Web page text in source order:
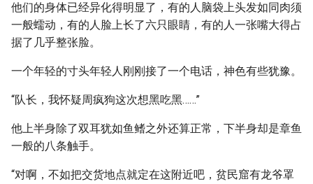
他们的身体已经异化得明显了，有的人脑袋上头发如同肉须
一般蠕动，有的人脸上长了六只眼睛，有的人一张嘴大得占
据了几乎整张脸。
一个年轻的寸头年轻人刚刚接了一个电话，神色有些犹豫。
“队长，我怀疑周疯狗这次想黑吃黑……”
他上半身除了双耳犹如鱼鳍之外还算正常，下半身却是章鱼
一般的八条触手。
“对啊，不如把交货地点就定在这附近吧，贫民窟有龙爷罩